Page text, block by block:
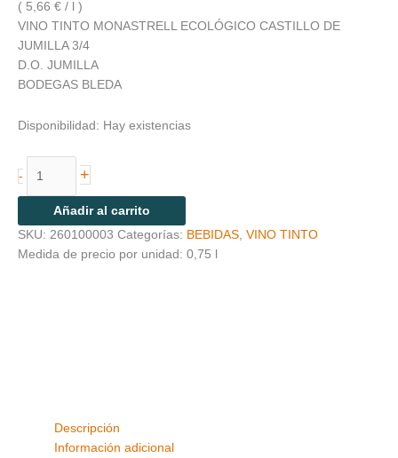
( 5,66 € / l )
VINO TINTO MONASTRELL ECOLÓGICO CASTILLO DE
JUMILLA 3/4
D.O. JUMILLA
BODEGAS BLEDA
Disponibilidad: Hay existencias
- +
Añadir al carrito
SKU: 260100003 Categorías: BEBIDAS VINO TINTO
Medida de precio por unidad: 0,75 l
Descripción
Información adicional